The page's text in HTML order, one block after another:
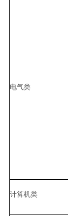
电气类
计算机类